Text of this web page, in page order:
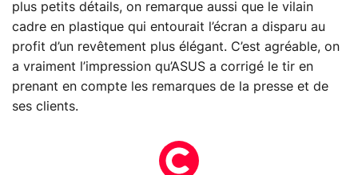
plus petits détails, on remarque aussi que le vilain
cadre en plastique qui entourait l’écran a disparu au
profit d’un revêtement plus élégant. C’est agréable, on
a vraiment l’impression qu’ASUS a corrigé le tir en
prenant en compte les remarques de la presse et de
ses clients.